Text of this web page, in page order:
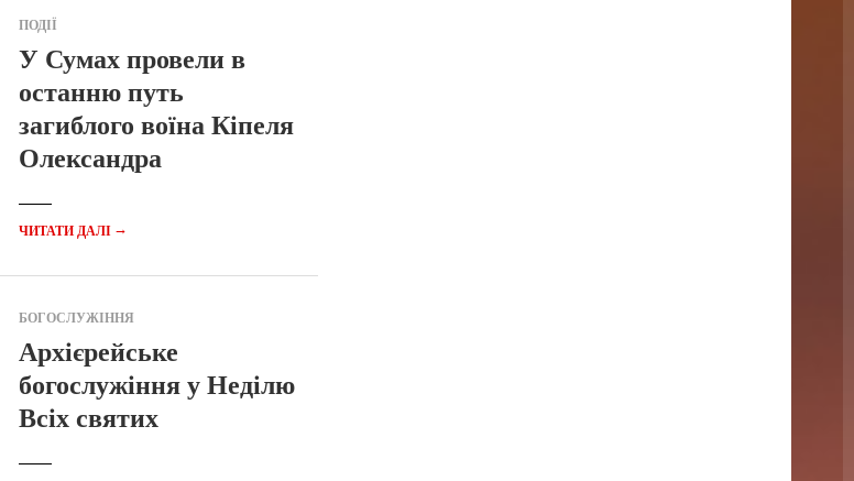
ПОДІЇ
У Сумах провели в
останню путь
загиблого воїна Кіпеля
Олександра
ЧИТАТИ ДАЛІ →
БОГОСЛУЖІННЯ
Архієрейське
богослужіння у Неділю
Всіх святих